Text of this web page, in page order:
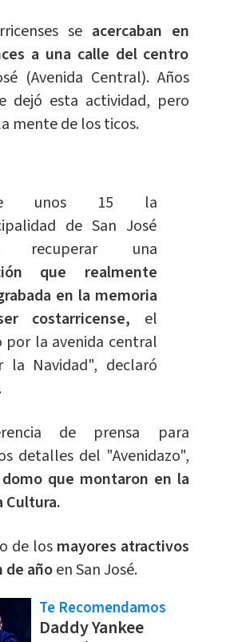
seacercaban en
a una calle del centro
(Avenida Central). Años
dejó esta actividad, pero
mente de los ticos.
unos 15 la
de San José
recuperar una
que realmente
en la memoria
costarricense, el
por la avenida central
la Navidad", declaró
de prensa para
detalles del "Avenidazo",
domo que montaron en la
Cultura.
de los mayores atractivos
de añoen San José.
Te Recomendamos
Daddy Yankee